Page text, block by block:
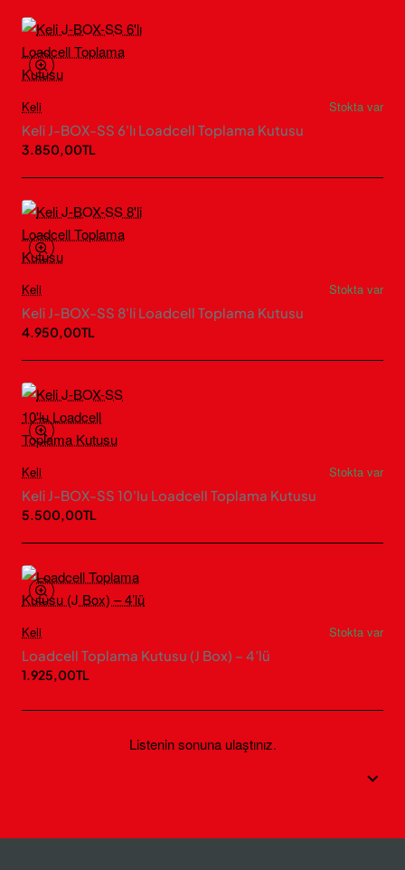
Keli
Stokta var
Keli J-BOX-SS 6'lı Loadcell Toplama Kutusu
3.850,00TL
Keli
Stokta var
Keli J-BOX-SS 8'li Loadcell Toplama Kutusu
4.950,00TL
Keli
Stokta var
Keli J-BOX-SS 10'lu Loadcell Toplama Kutusu
5.500,00TL
Keli
Stokta var
Loadcell Toplama Kutusu (J Box) – 4’lü
1.925,00TL
Listenin sonuna ulaştınız.